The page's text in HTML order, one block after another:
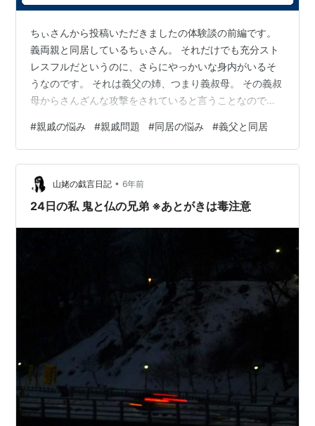
ちぃさんから投稿いただきましたの体験談の前編です。
義両親と同居しているちぃさん。 それだけでも充分スト
レスフルだというのに、さらにやっかいな身内がいるそ
うなのです。 それは義父の姉、つまり義叔母。 その義叔
母からさんざんな攻撃をされていると言うことなので
旦那は一人っ子です。 私は義父と、同居はしてないです
が義父の姉の事が大嫌いです。 ２人から散々な事を言わ
れ、心が病んでしまいました。 言われた中で何個もあり
ますが、とても嫌だったエピソードを語らせて頂きま
す。 •旦那の親戚含め、まだ息子も妊娠前に飲み会をし
#親戚の悩み #親戚問題 #同居の悩み #義父と同居
山姥の戯言日記 • 6年前
24日の私 鬼と仏の兄弟 ※あとがきは毒注意